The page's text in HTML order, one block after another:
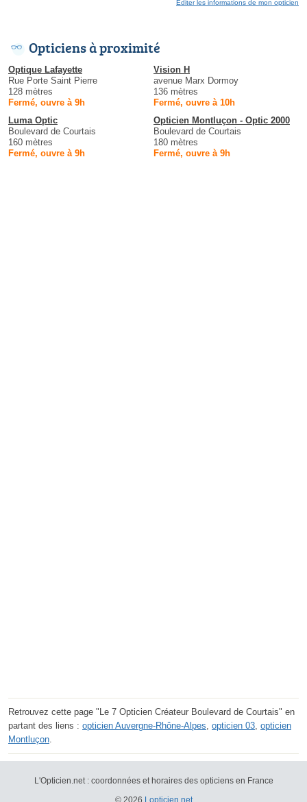
Éditer les informations de mon opticien
Opticiens à proximité
Optique Lafayette
Rue Porte Saint Pierre
128 mètres
Fermé, ouvre à 9h
Vision H
avenue Marx Dormoy
136 mètres
Fermé, ouvre à 10h
Luma Optic
Boulevard de Courtais
160 mètres
Fermé, ouvre à 9h
Opticien Montluçon - Optic 2000
Boulevard de Courtais
180 mètres
Fermé, ouvre à 9h
Retrouvez cette page "Le 7 Opticien Créateur Boulevard de Courtais" en
partant des liens : opticien Auvergne-Rhône-Alpes, opticien 03, opticien
Montluçon.
L'Opticien.net : coordonnées et horaires des opticiens en France